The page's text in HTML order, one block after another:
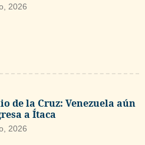
2026
de la Cruz: Venezuela aún
a Ítaca
2026